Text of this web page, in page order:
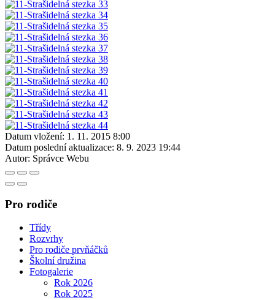
Datum vložení: 1. 11. 2015 8:00
Datum poslední aktualizace: 8. 9. 2023 19:44
Autor: Správce Webu
Pro rodiče
Třídy
Rozvrhy
Pro rodiče prvňáčků
Školní družina
Fotogalerie
Rok 2026
Rok 2025